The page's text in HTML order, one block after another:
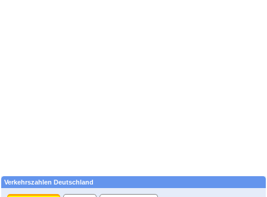
Verkehrszahlen Deutschland